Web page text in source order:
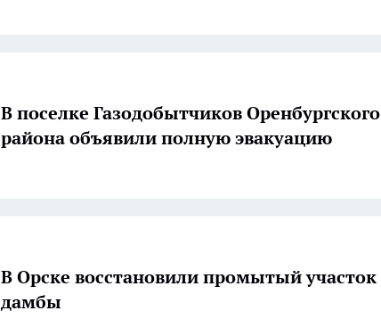
В поселке Газодобытчиков Оренбургского
района объявили полную эвакуацию
В Орске восстановили промытый участок
дамбы